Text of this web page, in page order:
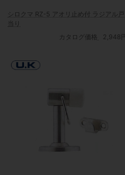
シロクマ RZ-5 アオリ止め付 ラジアル戸
当り
カタログ価格
2,948円